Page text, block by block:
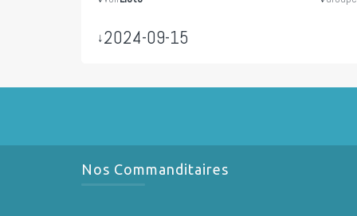
↓2024-09-15
Nos Commanditaires